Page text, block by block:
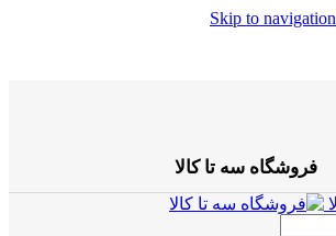
Skip to navigation
فروشگاه سه تا کالا